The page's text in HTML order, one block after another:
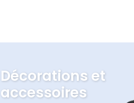
Décorations et
accessoires